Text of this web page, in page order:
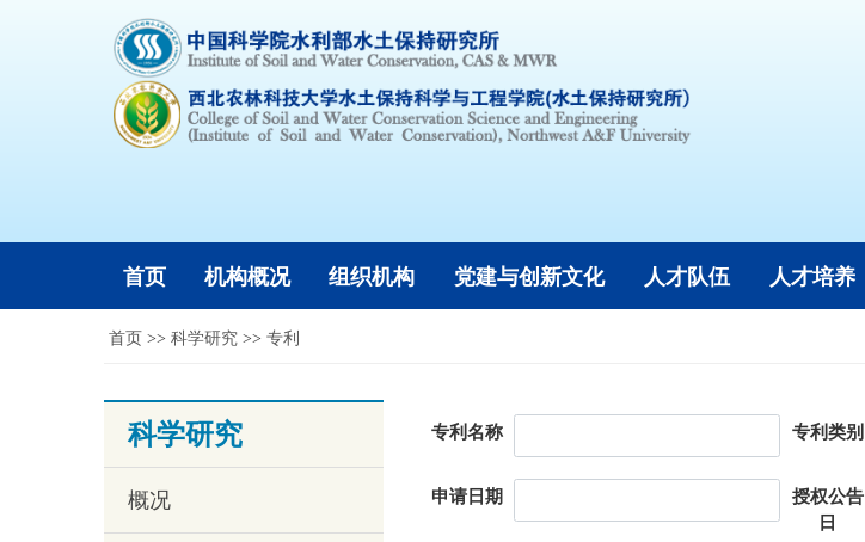
首页 机构概况 组织机构 党建与创新文化 人才队伍 人才培养
首页 >> 科学研究 >> 专利
科学研究
概况
专利名称 专利类别
申请日期
授权公告
日